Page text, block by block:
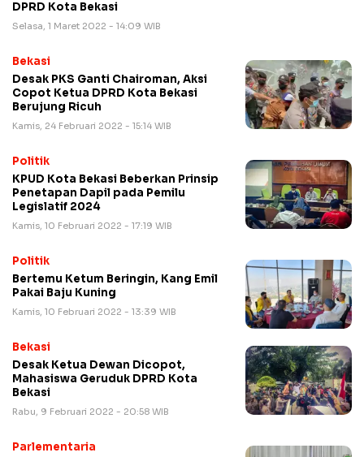
DPRD Kota Bekasi
Selasa, 1 Maret 2022 - 14:09 WIB
Bekasi
Desak PKS Ganti Chairoman, Aksi
Copot Ketua DPRD Kota Bekasi
Berujung Ricuh
Kamis, 24 Februari 2022 - 15:14 WIB
Politik
KPUD Kota Bekasi Beberkan Prinsip
Penetapan Dapil pada Pemilu
Legislatif 2024
Kamis, 10 Februari 2022 - 17:19 WIB
Politik
Bertemu Ketum Beringin, Kang Emil
Pakai Baju Kuning
Kamis, 10 Februari 2022 - 13:39 WIB
Bekasi
Desak Ketua Dewan Dicopot,
Mahasiswa Geruduk DPRD Kota
Bekasi
Rabu, 9 Februari 2022 - 20:58 WIB
Parlementaria